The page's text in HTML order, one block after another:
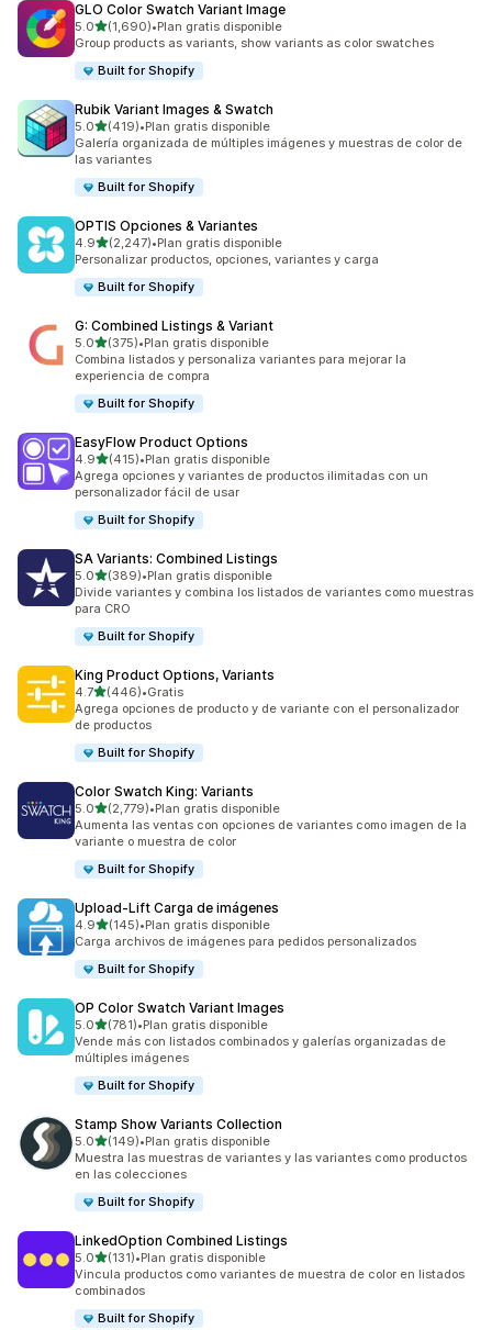
GLO Color Swatch Variant Image
5.0de 5 estrellas
(1,690)
1690 reseñas en total
•Plan gratis disponible
Group products as variants, show variants as color swatches
Built for Shopify
Rubik Variant Images & Swatch
5.0de 5 estrellas
(419)
419 reseñas en total
•Plan gratis disponible
Galería organizada de múltiples imágenes y muestras de color de
las variantes
Built for Shopify
OPTIS Opciones & Variantes
4.9de 5 estrellas
(2,247)
2247 reseñas en total
•Plan gratis disponible
Personalizar productos, opciones, variantes y carga
Built for Shopify
G: Combined Listings & Variant
5.0de 5 estrellas
(375)
375 reseñas en total
•Plan gratis disponible
Combina listados y personaliza variantes para mejorar la
experiencia de compra
Built for Shopify
EasyFlow Product Options
4.9de 5 estrellas
(415)
415 reseñas en total
•Plan gratis disponible
Agrega opciones y variantes de productos ilimitadas con un
personalizador fácil de usar
Built for Shopify
SA Variants: Combined Listings
5.0de 5 estrellas
(389)
389 reseñas en total
•Plan gratis disponible
Divide variantes y combina los listados de variantes como muestras
para CRO
Built for Shopify
King Product Options, Variants
4.7de 5 estrellas
(446)
446 reseñas en total
•Gratis
Agrega opciones de producto y de variante con el personalizador
de productos
Built for Shopify
Color Swatch King: Variants
5.0de 5 estrellas
(2,779)
2779 reseñas en total
•Plan gratis disponible
Aumenta las ventas con opciones de variantes como imagen de la
variante o muestra de color
Built for Shopify
Upload‑Lift Carga de imágenes
4.9de 5 estrellas
(145)
145 reseñas en total
•Plan gratis disponible
Carga archivos de imágenes para pedidos personalizados
Built for Shopify
OP Color Swatch Variant Images
5.0de 5 estrellas
(781)
781 reseñas en total
•Plan gratis disponible
Vende más con listados combinados y galerías organizadas de
múltiples imágenes
Built for Shopify
Stamp Show Variants Collection
5.0de 5 estrellas
(149)
149 reseñas en total
•Plan gratis disponible
Muestra las muestras de variantes y las variantes como productos
en las colecciones
Built for Shopify
LinkedOption Combined Listings
5.0de 5 estrellas
(131)
131 reseñas en total
•Plan gratis disponible
Vincula productos como variantes de muestra de color en listados
combinados
Built for Shopify